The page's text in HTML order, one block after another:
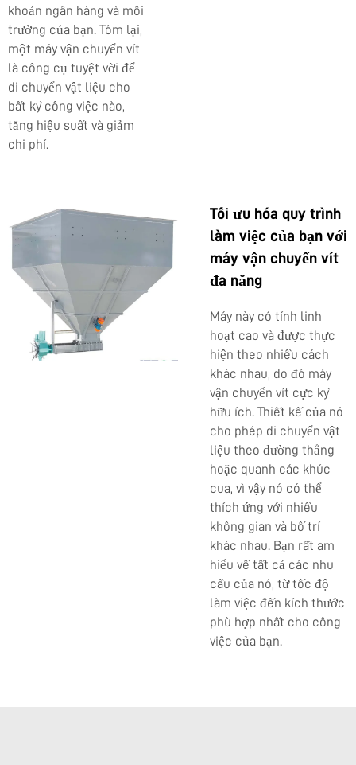
khoản ngân hàng và môi
trường của bạn. Tóm lại,
một máy vận chuyển vít
là công cụ tuyệt vời để
di chuyển vật liệu cho
bất kỳ công việc nào,
tăng hiệu suất và giảm
chi phí.
Tối ưu hóa quy trình
làm việc của bạn với
máy vận chuyển vít
đa năng
Máy này có tính linh
hoạt cao và được thực
hiện theo nhiều cách
khác nhau, do đó máy
vận chuyển vít cực kỳ
hữu ích. Thiết kế của nó
cho phép di chuyển vật
liệu theo đường thẳng
hoặc quanh các khúc
cua, vì vậy nó có thể
thích ứng với nhiều
không gian và bố trí
khác nhau. Bạn rất am
hiểu về tất cả các nhu
cầu của nó, từ tốc độ
làm việc đến kích thước
phù hợp nhất cho công
việc của bạn.